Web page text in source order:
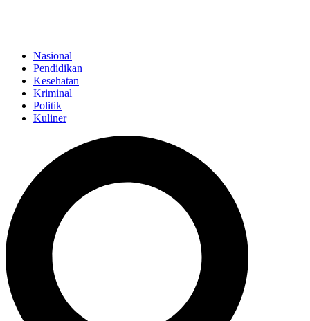
Nasional
Pendidikan
Kesehatan
Kriminal
Politik
Kuliner